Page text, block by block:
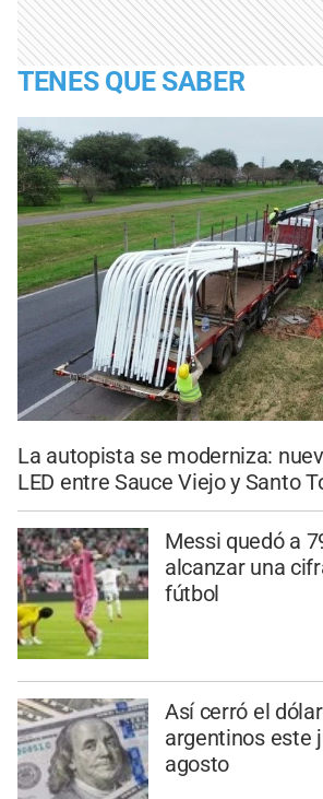
TENES QUE SABER
La autopista se moderniza:
LED entre Sauce Viejo y Santo
Messi quedó a
alcanzar una
fútbol
Así cerró el
argentinos este
agosto